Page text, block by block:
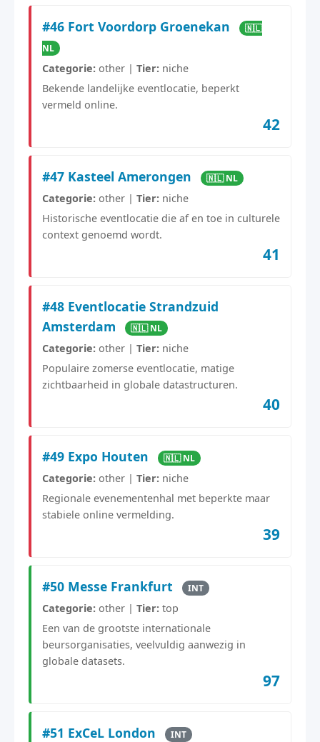
#46 Fort Voordorp Groenekan
🇳🇱
NL
Categorie: other | Tier: niche
Bekende landelijke eventlocatie, beperkt
vermeld online.
42
#47 Kasteel Amerongen 🇳🇱 NL
Categorie: other | Tier: niche
Historische eventlocatie die af en toe in culturele
context genoemd wordt.
41
#48 Eventlocatie Strandzuid
Amsterdam
🇳🇱 NL
Categorie: other | Tier: niche
Populaire zomerse eventlocatie, matige
zichtbaarheid in globale datastructuren.
40
#49 Expo Houten 🇳🇱 NL
Categorie: other | Tier: niche
Regionale evenementenhal met beperkte maar
stabiele online vermelding.
39
#50 Messe Frankfurt INT
Categorie: other | Tier: top
Een van de grootste internationale
beursorganisaties, veelvuldig aanwezig in
globale datasets.
97
#51 ExCeL London INT